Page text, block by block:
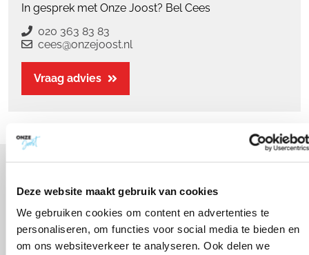
Deze website maakt gebruik van cookies
We gebruiken cookies om content en advertenties te
personaliseren, om functies voor social media te bieden en
om ons websiteverkeer te analyseren. Ook delen we
In gesprek met Onze Joost? Bel Cees
020 363 83 83
cees@onzejoost.nl
Vraag advies
Schrijf je in voor de nieuwsbrief